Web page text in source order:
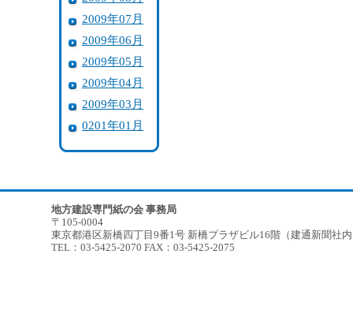
2009年07月
2009年06月
2009年05月
2009年04月
2009年03月
0201年01月
地方建設専門紙の会 事務局
〒105-0004
東京都港区新橋四丁目9番1号 新橋プラザビル16階（建通新聞社
TEL：03-5425-2070 FAX：03-5425-2075